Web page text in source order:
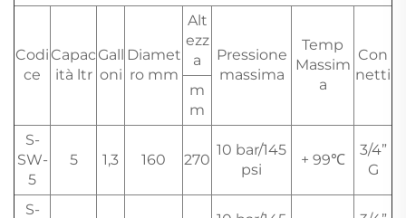
Codi
ce
Capac
ità ltr
Gall
oni
Diamet
ro mm
Alt
ezz
a
Pressione
massima
Temp
Massim
a
Con
netti
m
m
S-
SW-
5
5 1,3 160 270
10 bar/145
psi
+ 99℃
3/4”
G
S-